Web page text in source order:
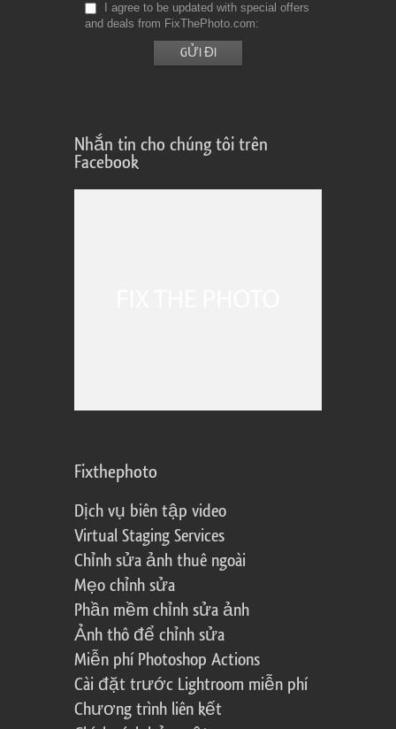
I agree to be updated with special offers
and deals from FixThePhoto.com
Nhắn tin cho chúng tôi trên
Facebook
Fixthephoto
Dịch vụ biên tập video
Virtual Staging Services
Chỉnh sửa ảnh thuê ngoài
Mẹo chỉnh sửa
Phần mềm chỉnh sửa ảnh
Ảnh thô để chỉnh sửa
Miễn phí Photoshop Actions
Cài đặt trước Lightroom miễn phí
Chương trình liên kết